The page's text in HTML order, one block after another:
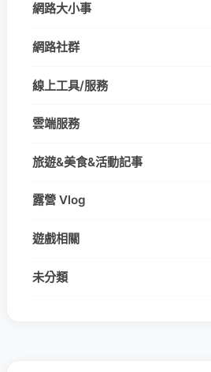
網路大小事
網路社群
線上工具/服務
雲端服務
旅遊&美食&活動記事
露營 Vlog
遊戲相關
未分類